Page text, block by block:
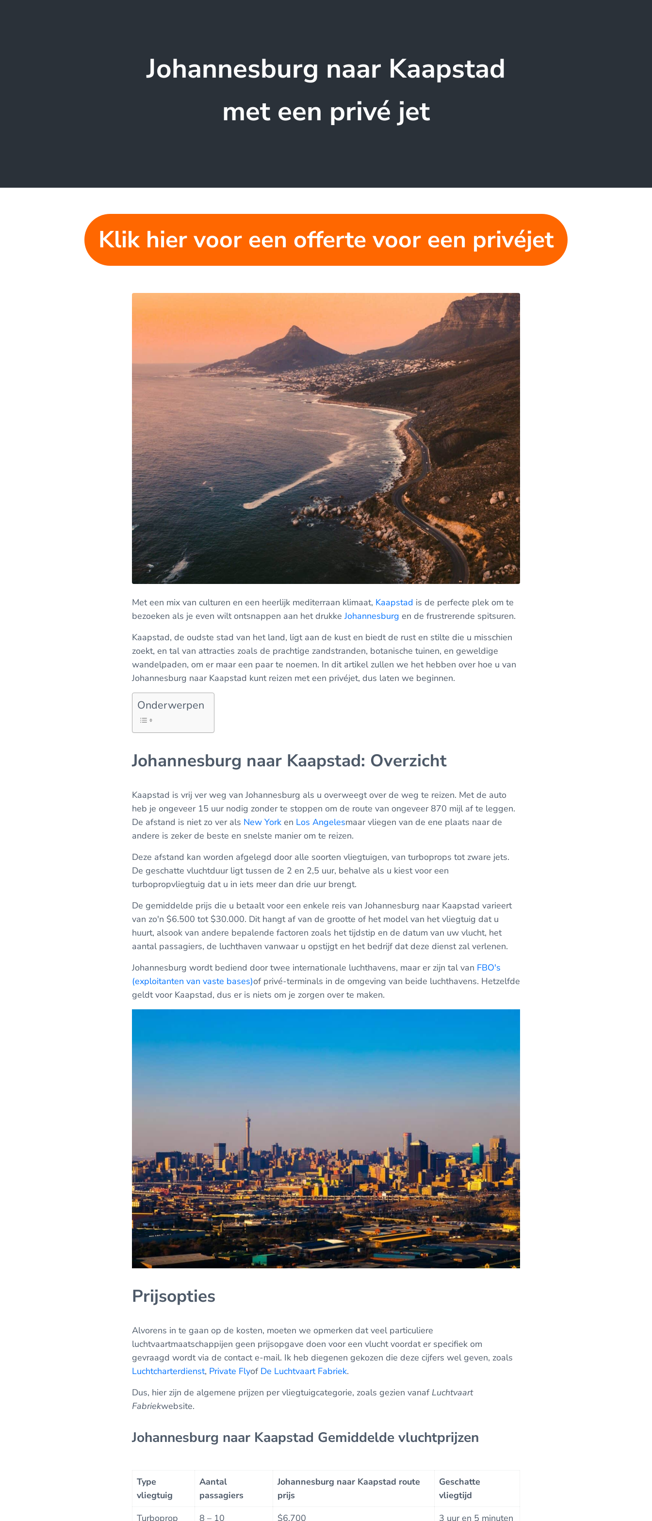
Johannesburg naar Kaapstad
met een privé jet
Klik hier voor een offerte voor een privéjet
Met een mix van culturen en een heerlijk mediterraan klimaat, Kaapstad is de perfecte plek om te
bezoeken als je even wilt ontsnappen aan het drukkeJohannesburg en de frustrerende spitsuren.
Kaapstad, de oudste stad van het land, ligt aan de kust en biedt de rust en stilte die u misschien
zoekt, en tal van attracties zoals de prachtige zandstranden, botanische tuinen, en geweldige
wandelpaden, om er maar een paar te noemen. In dit artikel zullen we het hebben over hoe u van
Johannesburg naar Kaapstad kunt reizen met een privéjet, dus laten we beginnen.
Onderwerpen
Johannesburg naar Kaapstad: Overzicht
Kaapstad is vrij ver weg van Johannesburg als u overweegt over de weg te reizen. Met de auto
heb je ongeveer 15 uur nodig zonder te stoppen om de route van ongeveer 870 mijl af te leggen.
De afstand is niet zo ver als New York en Los Angelesmaar vliegen van de ene plaats naar de
andere is zeker de beste en snelste manier om te reizen.
Deze afstand kan worden afgelegd door alle soorten vliegtuigen, van turboprops tot zware jets.
De geschatte vluchtduur ligt tussen de 2 en 2,5 uur, behalve als u kiest voor een
turbopropvliegtuig dat u in iets meer dan drie uur brengt.
De gemiddelde prijs die u betaalt voor een enkele reis van Johannesburg naar Kaapstad varieert
van zo'n $6.500 tot $30.000. Dit hangt af van de grootte of het model van het vliegtuig dat u
huurt, alsook van andere bepalende factoren zoals het tijdstip en de datum van uw vlucht, het
aantal passagiers, de luchthaven vanwaar u opstijgt en het bedrijf dat deze dienst zal verlenen.
Johannesburg wordt bediend door twee internationale luchthavens, maar er zijn tal van FBO's
(exploitanten van vaste bases)of privé-terminals in de omgeving van beide luchthavens. Hetzelfde
geldt voor Kaapstad, dus er is niets om je zorgen over te maken.
Prijsopties
Alvorens in te gaan op de kosten, moeten we opmerken dat veel particuliere
luchtvaartmaatschappijen geen prijsopgave doen voor een vlucht voordat er specifiek om
gevraagd wordt via de contact e-mail. Ik heb diegenen gekozen die deze cijfers wel geven, zoals
Luchtcharterdienst, Private Flyof De Luchtvaart Fabriek.
Dus, hier zijn de algemene prijzen per vliegtuigcategorie, zoals gezien vanaf Luchtvaart
Fabriekwebsite.
Johannesburg naar Kaapstad Gemiddelde vluchtprijzen
Type
vliegtuig
Aantal
passagiers
Johannesburg naar Kaapstad route
prijs
Geschatte
vliegtijd
Turboprop
8 – 10 $6,700 3 uur en 5 minuten